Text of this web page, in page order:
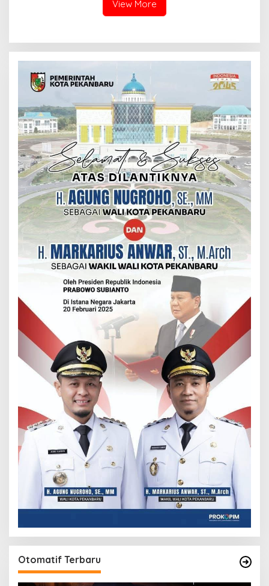
View More
Otomatif Terbaru